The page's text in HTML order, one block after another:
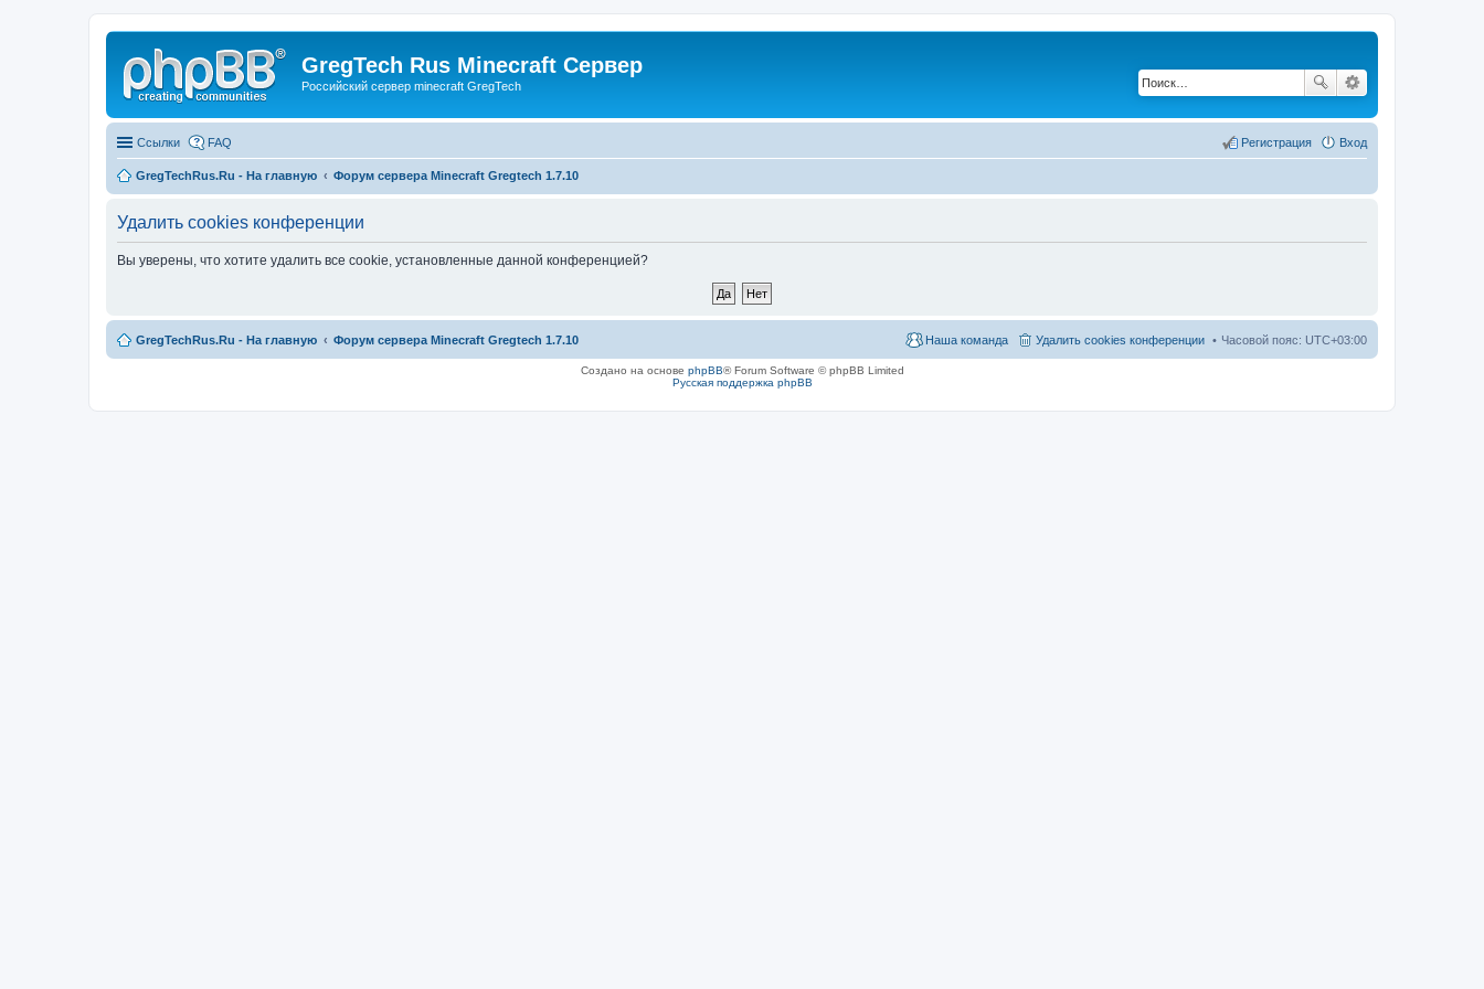
GregTech Rus Minecraft Сервер
Российский сервер minecraft GregTech
Ссылки FAQ Вход
Регистрация
GregTechRus.Ru - На главную Форум сервера Minecraft Gregtech 1.7.10
Удалить cookies конференции
Вы уверены, что хотите удалить все cookie, установленные данной конференцией?
GregTechRus.Ru - На главную Форум сервера Minecraft Gregtech 1.7.10 Часовой пояс: UTC+03:00
Удалить cookies конференции
Наша команда
Создано на основе phpBB® Forum Software © phpBB Limited
Русская поддержка phpBB